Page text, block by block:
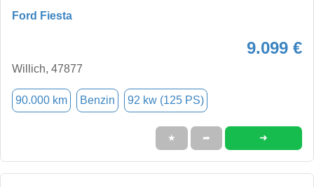
Ford Fiesta
9.099 €
Willich, 47877
90.000 km Benzin 92 kw (125 PS)
★ ➦ ➜